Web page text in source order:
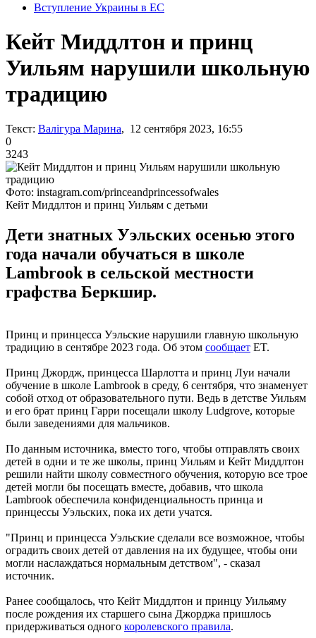
Вступление Украины в ЕС
Кейт Миддлтон и принц
Уильям нарушили школьную
традицию
Текст: Валігура Марина, 12 сентября 2023, 16:55
0
3243
Фото: instagram.com/princeandprincessofwales
Кейт Миддлтон и принц Уильям с детьми
Дети знатных Уэльских осенью этого
года начали обучаться в школе
Lambrook в сельской местности
графства Беркшир.
Принц и принцесса Уэльские нарушили главную школьную
традицию в сентябре 2023 года. Об этом сообщает ET.
Принц Джордж, принцесса Шарлотта и принц Луи начали
обучение в школе Lambrook в среду, 6 сентября, что знаменует
собой отход от образовательного пути. Ведь в детстве Уильям
и его брат принц Гарри посещали школу Ludgrove, которые
были заведениями для мальчиков.
По данным источника, вместо того, чтобы отправлять своих
детей в одни и те же школы, принц Уильям и Кейт Миддлтон
решили найти школу совместного обучения, которую все трое
детей могли бы посещать вместе, добавив, что школа
Lambrook обеспечила конфиденциальность принца и
принцессы Уэльских, пока их дети учатся.
"Принц и принцесса Уэльские сделали все возможное, чтобы
оградить своих детей от давления на их будущее, чтобы они
могли наслаждаться нормальным детством", - сказал
источник.
Ранее сообщалось, что Кейт Миддлтон и принцу Уильяму
после рождения их старшего сына Джорджа пришлось
придерживаться одного королевского правила.